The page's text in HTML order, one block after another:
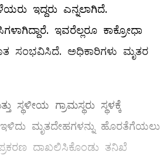
ಇದ್ದರು ಎನ್ನಲಾಗಿದೆ.
ಇವರೆಲ್ಲರೂ ಕಾಕ್ರೋಧಾ
ಸಂಭವಿಸಿದೆ. ಅಧಿಕಾರಿಗಳು ಮೃತರ
ಗ್ರಾಮಸ್ಥರು ಸ್ಥಳಕ್ಕೆ
ಇಳಿದು ಮೃತದೇಹಗಳನ್ನು ಹೊರತೆಗೆಯಲು
ದಾಖಲಿಸಿಕೊಂಡು ತನಿಖೆ